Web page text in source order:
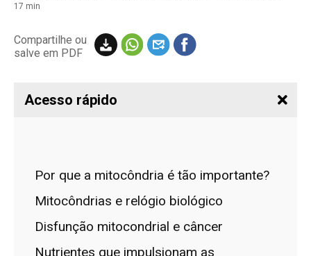
17 min
Compartilhe ou
salve em PDF
Acesso rápido
Por que a mitocôndria é tão importante?
Mitocôndrias e relógio biológico
Disfunção mitocondrial e câncer
Nutrientes que impulsionam as